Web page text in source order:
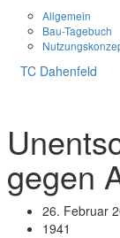
Allgemein
Bau-Tagebuch
TC Dahenfeld
gegen
26. Februar
1941